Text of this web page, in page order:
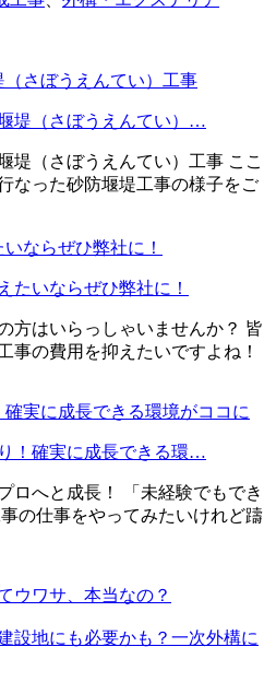
堤（さぼうえんてい）…
（さぼうえんてい）工事 ここ
なった砂防堰堤工事の様子をご
たいならぜひ弊社に！
方はいらっしゃいませんか？ 皆
事の費用を抑えたいですよね！
！確実に成長できる環…
ロへと成長！ 「未経験でもでき
の仕事をやってみたいけれど躊
ウワサ、本当なの？
設地にも必要かも？一次外構に